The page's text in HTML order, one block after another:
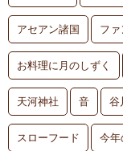
アセアン諸国 ファ
お料理に月のしずく
天河神社 音 谷
スローフード 今年